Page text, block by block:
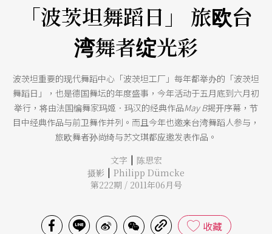
「波茨坦舞蹈日」 旅欧台
湾舞者绽光彩
波茨坦重要的现代舞蹈中心「波茨坦工厂」每年都举办的「波茨坦
舞蹈日」，也是德国舞坛的年度盛事，今年活动于五月底到六月初
举行，将由法国编舞家玛姬．玛汉的经典作品May B揭开序幕，节
目中经典作品与前卫舞作并列。而且今年也邀来台湾舞蹈人参与，
旅欧舞者孙尚绮与苏文琪都应邀发表作品。
文字 | 陈思宏
摄影 | Philipp Dümcke
第222期 / 2011年06月号
收藏